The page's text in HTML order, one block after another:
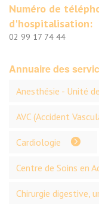
Numéro de
d'hospitalisation:
02 99 17 74 44
Annuaire des
Anesthésie - Unité
AVC (Accident
Cardiologie
Centre de Soins en
Chirurgie digestive,